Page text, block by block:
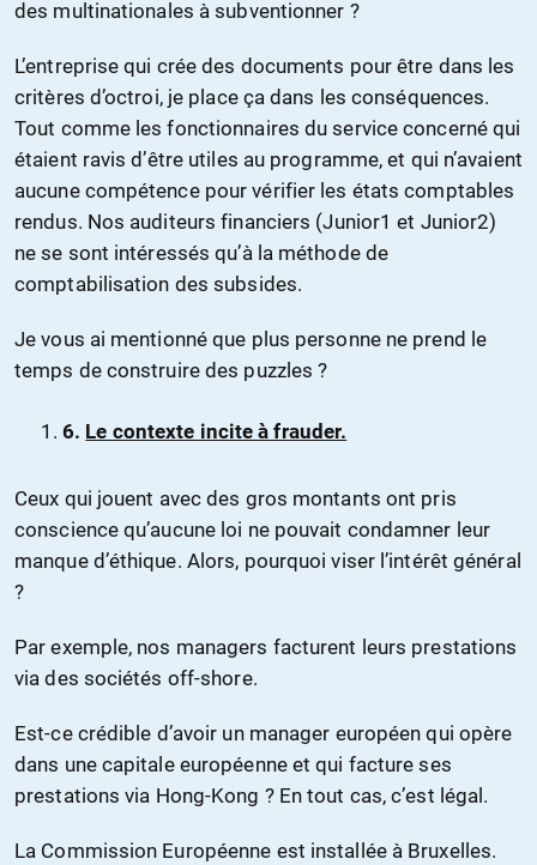
des multinationales à subventionner ?
L’entreprise qui crée des documents pour être dans les
critères d’octroi, je place ça dans les conséquences.
Tout comme les fonctionnaires du service concerné qui
étaient ravis d’être utiles au programme, et qui n’avaient
aucune compétence pour vérifier les états comptables
rendus. Nos auditeurs financiers (Junior1 et Junior2)
ne se sont intéressés qu’à la méthode de
comptabilisation des subsides.
Je vous ai mentionné que plus personne ne prend le
temps de construire des puzzles ?
6. Le contexte incite à frauder.
Ceux qui jouent avec des gros montants ont pris
conscience qu’aucune loi ne pouvait condamner leur
manque d’éthique. Alors, pourquoi viser l’intérêt général
?
Par exemple, nos managers facturent leurs prestations
via des sociétés off-shore.
Est-ce crédible d’avoir un manager européen qui opère
dans une capitale européenne et qui facture ses
prestations via Hong-Kong ? En tout cas, c’est légal.
La Commission Européenne est installée à Bruxelles.